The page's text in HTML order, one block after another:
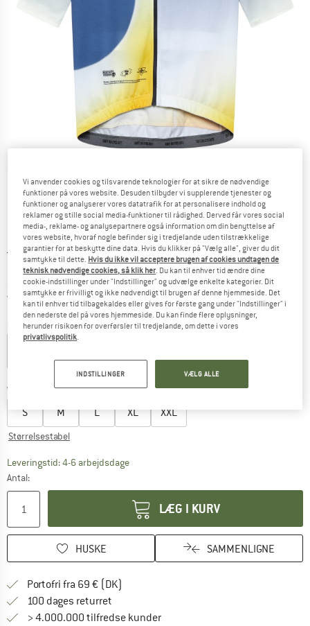
Original pris :
174,95€
Pris:
139,96€ inkl. moms.
KR1.046,24
Gratis forsendelse(DK)Danmark. Oplysninger om
Farve:Eclipse Navy
Vælg en størrelse:
S M L XL XXL
Størrelsestabel
Leveringstid: 4-6 arbejdsdageLinket åbnes i en infoboks og indeholder
Antal:
LÆG I KURV
HUSKE SAMMENLIGNE
Portofri fra 69 € (DK)
100 dages returret
> 4.000.000 tilfredse kunder
Vi anvender cookies og tilsvarende teknologier for at sikre de nødvendige
funktioner på vores website. Desuden tilbyder vi supplerende tjenester og
funktioner og analyserer vores datatrafik for at personalisere indhold og
reklamer og stille social media-funktioner til rådighed. Derved får vores social
media-, reklame- og analysepartnere også information om din benyttelse af
vores website, hvoraf nogle befinder sig i tredjelande uden tilstrækkelige
garantier for at beskytte dine data. Hvis du klikker på "Vælg alle", giver du dit
samtykke til dette. Hvis du ikke vil acceptere brugen af cookies undtagen de
teknisk nødvendige cookies, så klik her. Du kan til enhver tid ændre dine
cookie-indstillinger under "Indstillinger" og udvælge enkelte kategorier. Dit
samtykke er frivilligt og ikke nødvendigt til brugen af denne hjemmeside. Det
kan til enhver tid tilbagekaldes eller gives for første gang under "Indstillinger" i
den nederste del på vores hjemmeside. Du kan finde flere oplysninger,
herunder risikoen for overførsler til tredjelande, om dette i vores
privatlivspolitik.
INDSTILLINGER VÆLG ALLE